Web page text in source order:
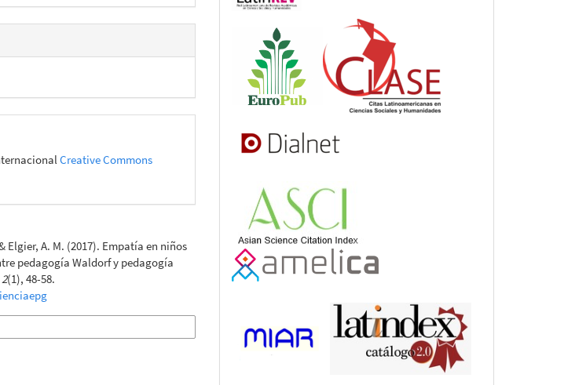
Creative Commons
Elgier, A. M. (2017). Empatía en niños
pedagogía Waldorf y pedagogía
2(1), 48-58.